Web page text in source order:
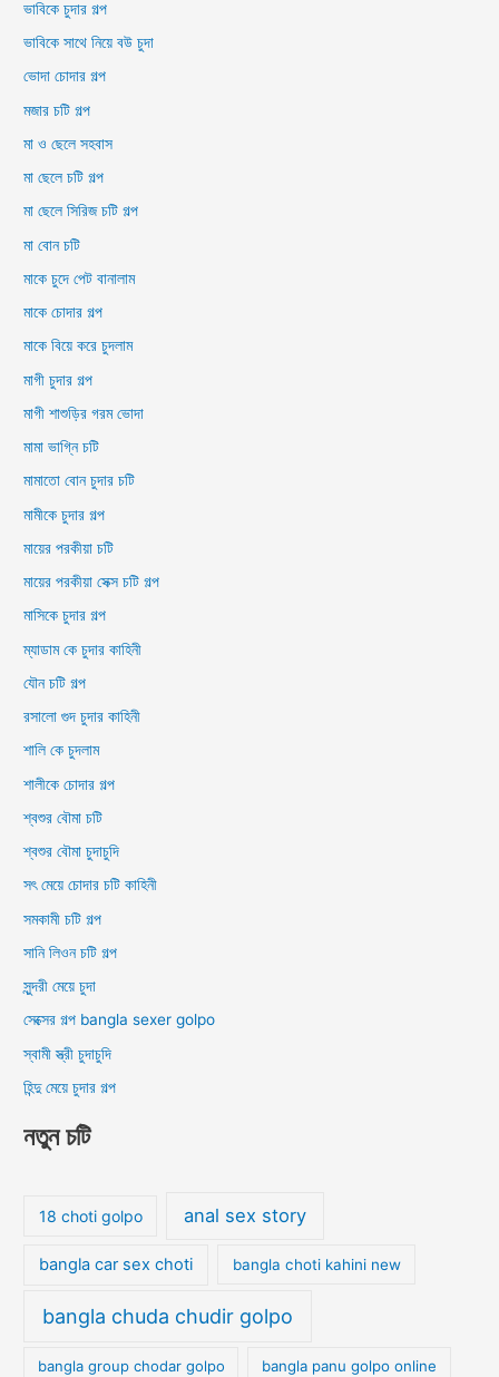
ভাবিকে চুদার গল্প
ভাবিকে সাথে নিয়ে বউ চুদা
ভোদা চোদার গল্প
মজার চটি গল্প
মা ও ছেলে সহবাস
মা ছেলে চটি গল্প
মা ছেলে সিরিজ চটি গল্প
মা বোন চটি
মাকে চুদে পেট বানালাম
মাকে চোদার গল্প
মাকে বিয়ে করে চুদলাম
মাগী চুদার গল্প
মাগী শাশুড়ির গরম ভোদা
মামা ভাগ্নি চটি
মামাতো বোন চুদার চটি
মামীকে চুদার গল্প
মায়ের পরকীয়া চটি
মায়ের পরকীয়া সেক্স চটি গল্প
মাসিকে চুদার গল্প
ম্যাডাম কে চুদার কাহিনী
যৌন চটি গল্প
রসালো গুদ চুদার কাহিনী
শালি কে চুদলাম
শালীকে চোদার গল্প
শ্বশুর বৌমা চটি
শ্বশুর বৌমা চুদাচুদি
সৎ মেয়ে চোদার চটি কাহিনী
সমকামী চটি গল্প
সানি লিওন চটি গল্প
সুন্দরী মেয়ে চুদা
সেক্সের গল্প bangla sexer golpo
স্বামী স্ত্রী চুদাচুদি
হিন্দু মেয়ে চুদার গল্প
নতুন চটি
18 choti golpo anal sex story
bangla car sex choti bangla choti kahini new
bangla chuda chudir golpo
bangla group chodar golpo bangla panu golpo online